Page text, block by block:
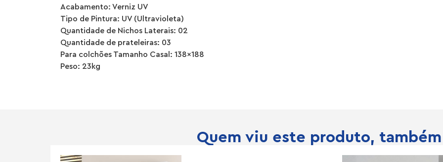
Acabamento: Verniz UV
Tipo de Pintura: UV (Ultravioleta)
Quantidade de Nichos Laterais: 02
Quantidade de prateleiras: 03
Para colchões Tamanho Casal: 138×188
Peso: 23kg
Quem viu este produto,